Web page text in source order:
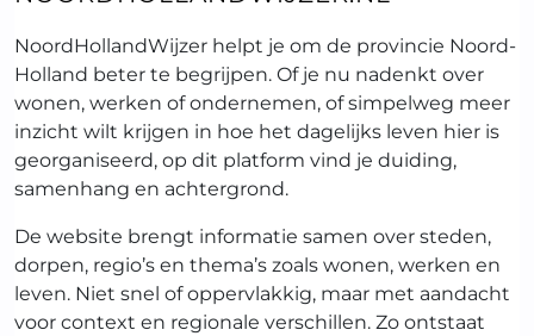
NoordHollandWijzer helpt je om de provincie Noord-
Holland beter te begrijpen. Of je nu nadenkt over
wonen, werken of ondernemen, of simpelweg meer
inzicht wilt krijgen in hoe het dagelijks leven hier is
georganiseerd, op dit platform vind je duiding,
samenhang en achtergrond.
De website brengt informatie samen over steden,
dorpen, regio’s en thema’s zoals wonen, werken en
leven. Niet snel of oppervlakkig, maar met aandacht
voor context en regionale verschillen. Zo ontstaat